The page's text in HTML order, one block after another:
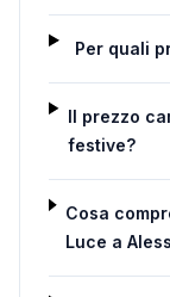
Per quali
Il prezzo
festive?
Cosa
Luce a